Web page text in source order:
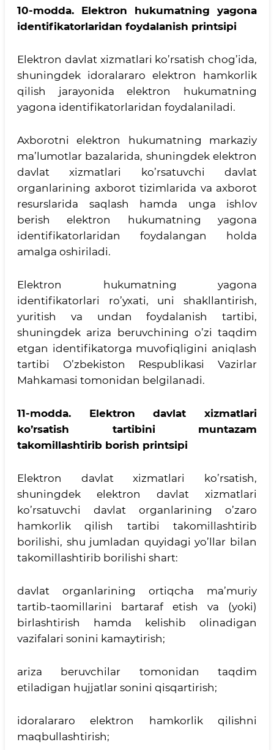
10-modda. Elektron hukumatning yagona
identifikatorlaridan foydalanish printsipi
Elektron davlat xizmatlari ko’rsatish chog’ida,
shuningdek idoralararo elektron hamkorlik
qilish jarayonida elektron hukumatning
yagona identifikatorlaridan foydalaniladi.
Axborotni elektron hukumatning markaziy
ma’lumotlar bazalarida, shuningdek elektron
davlat xizmatlari ko’rsatuvchi davlat
organlarining axborot tizimlarida va axborot
resurslarida saqlash hamda unga ishlov
berish elektron hukumatning yagona
identifikatorlaridan foydalangan holda
amalga oshiriladi.
Elektron hukumatning yagona
identifikatorlari ro’yxati, uni shakllantirish,
yuritish va undan foydalanish tartibi,
shuningdek ariza beruvchining o’zi taqdim
etgan identifikatorga muvofiqligini aniqlash
tartibi O’zbekiston Respublikasi Vazirlar
Mahkamasi tomonidan belgilanadi.
11-modda. Elektron davlat xizmatlari
ko’rsatish tartibini muntazam
takomillashtirib borish printsipi
Elektron davlat xizmatlari ko’rsatish,
shuningdek elektron davlat xizmatlari
ko’rsatuvchi davlat organlarining o’zaro
hamkorlik qilish tartibi takomillashtirib
borilishi, shu jumladan quyidagi yo’llar bilan
takomillashtirib borilishi shart:
davlat organlarining ortiqcha ma’muriy
tartib-taomillarini bartaraf etish va (yoki)
birlashtirish hamda kelishib olinadigan
vazifalari sonini kamaytirish;
ariza beruvchilar tomonidan taqdim
etiladigan hujjatlar sonini qisqartirish;
idoralararo elektron hamkorlik qilishni
maqbullashtirish;